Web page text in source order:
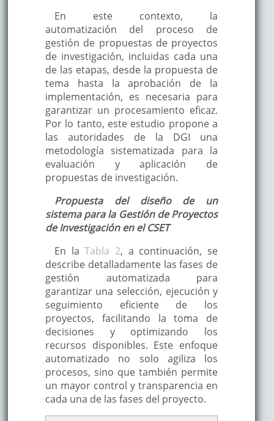
En este contexto, la
automatización del proceso de
gestión de propuestas de proyectos
de investigación, incluidas cada una
de las etapas, desde la propuesta de
tema hasta la aprobación de la
implementación, es necesaria para
garantizar un procesamiento eficaz.
Por lo tanto, este estudio propone a
las autoridades de la DGI una
metodología sistematizada para la
evaluación y aplicación de
propuestas de investigación.
Propuesta del diseño de un
sistema para la Gestión de Proyectos
de Investigación en el CSET
En laTabla 2, a continuación, se
describe detalladamente las fases de
gestión automatizada para
garantizar una selección, ejecución y
seguimiento eficiente de los
proyectos, facilitando la toma de
decisiones y optimizando los
recursos disponibles. Este enfoque
automatizado no solo agiliza los
procesos, sino que también permite
un mayor control y transparencia en
cada una de las fases del proyecto.